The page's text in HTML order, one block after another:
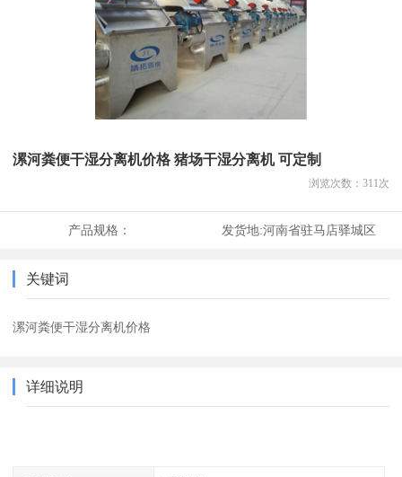
漯河粪便干湿分离机价格 猪场干湿分离机 可定制
浏览次数： 311次
产品规格： 发货地:河南省驻马店驿城区
关键词
漯河粪便干湿分离机价格
详细说明